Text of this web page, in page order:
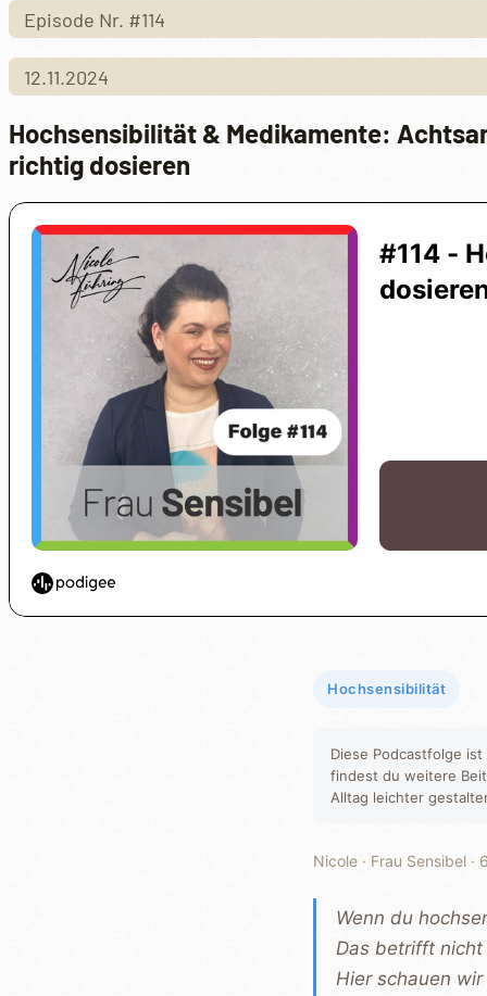
Episode Nr. #114
12.11.2024
Hochsensibilität & Medikamente:
richtig dosieren
Hochsensibilität
Diese Podcastfolge
findest du weitere
Alltag leichter
Nicole · Frau Sensibel
Wenn du
Das betrifft
Hier schauen